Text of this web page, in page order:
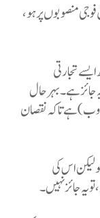
منصوبوں پر ہو،
تجارتی
جائز ہے۔ بہرحال
ہے تاکہ نقصان
لیکن اس کی
یہ جائز نہیں۔